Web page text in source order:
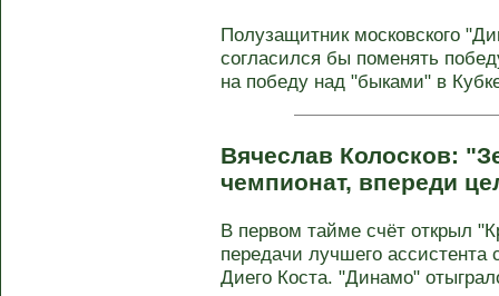
Полузащитник московского
согласился бы поменять
на победу над "быками" в
Вячеслав Колосков:
чемпионат, впереди
В первом тайме счёт открыл
передачи лучшего
Диего Коста. "Динамо"